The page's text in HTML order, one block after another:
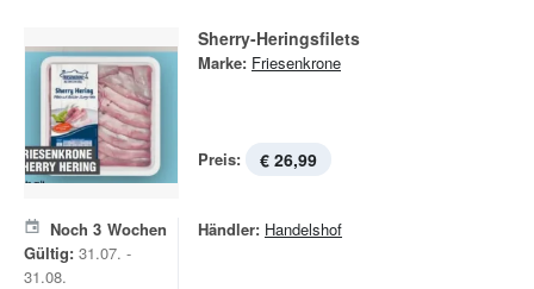
Sherry-Heringsfilets
Marke: Friesenkrone
Preis: € 26,99
Noch 3 Wochen
Gültig: 31.07. -
31.08.
Händler: Handelshof